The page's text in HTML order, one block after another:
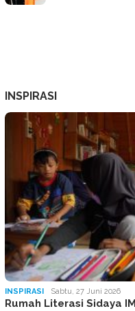
INSPIRASI
INSPIRASI Sabtu, 27 Juni 2026
Rumah Literasi Sidaya